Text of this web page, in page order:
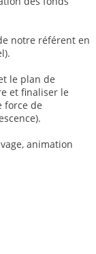
notre référent en
le plan de
et finaliser le
force de
animation